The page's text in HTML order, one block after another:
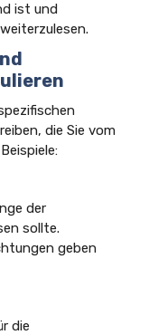
ist und
die Sie vom
der
sollte.
geben
die